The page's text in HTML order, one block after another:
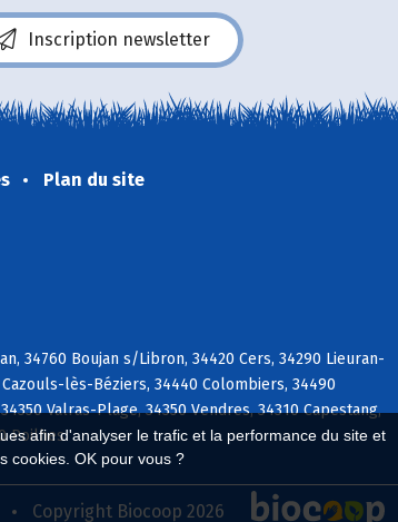
afin d'analyser le trafic et la performance du site et
cookies. OK pour vous ?
Inscription newsletter
Plan du site
34760 Boujan s/Libron, 34420 Cers, 34290 Lieuran-
lès-Béziers, 34440 Colombiers, 34490
Valras-Plage, 34350 Vendres, 34310 Capestang,
Poilhes
Copyright Biocoop 2026